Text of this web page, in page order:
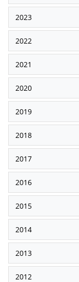
2023
2022
2021
2020
2019
2018
2017
2016
2015
2014
2013
2012